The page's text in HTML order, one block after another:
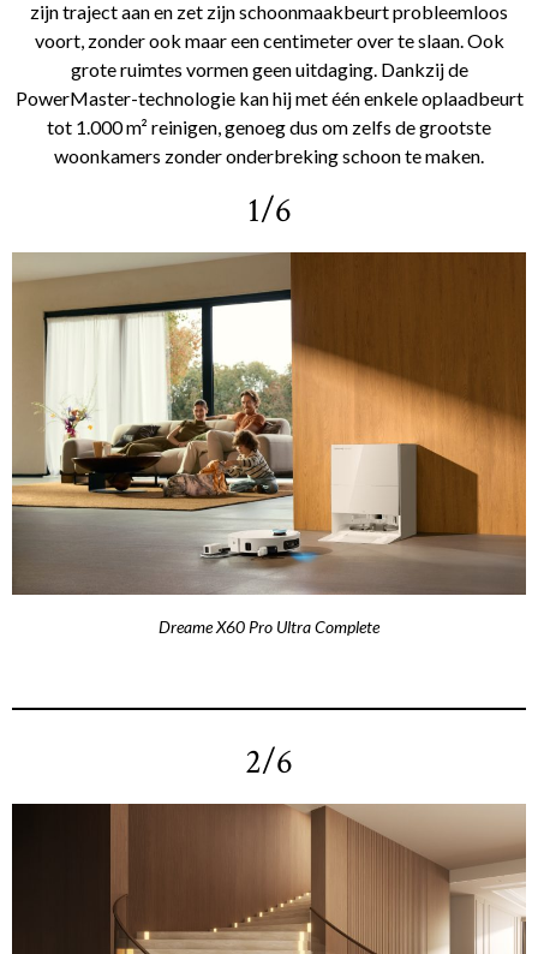
zijn traject aan en zet zijn schoonmaakbeurt probleemloos
voort, zonder ook maar een centimeter over te slaan. Ook
grote ruimtes vormen geen uitdaging. Dankzij de
PowerMaster-technologie kan hij met één enkele oplaadbeurt
tot 1.000 m² reinigen, genoeg dus om zelfs de grootste
woonkamers zonder onderbreking schoon te maken.
1/6
Dreame X60 Pro Ultra Complete
2/6